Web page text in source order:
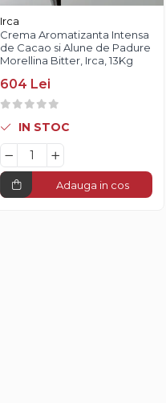
Irca
Crema Aromatizanta Intensa
de Cacao si Alune de Padure
Morellina Bitter, Irca, 13Kg
604 Lei
IN STOC
Adauga in cos